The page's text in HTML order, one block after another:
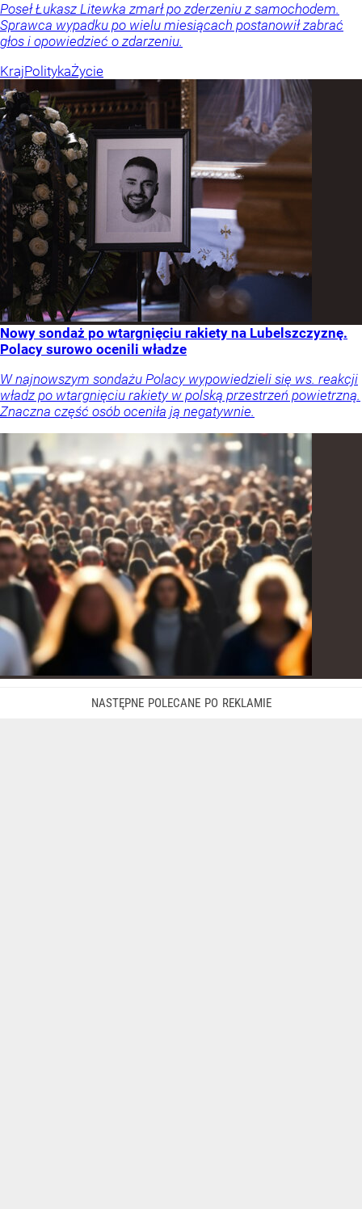
Poseł Łukasz Litewka zmarł po zderzeniu z samochodem.
Sprawca wypadku po wielu miesiącach postanowił zabrać
głos i opowiedzieć o zdarzeniu.
KrajPolitykaŻycie
Nowy sondaż po wtargnięciu rakiety na Lubelszczyznę.
Polacy surowo ocenili władze
W najnowszym sondażu Polacy wypowiedzieli się ws. reakcji
władz po wtargnięciu rakiety w polską przestrzeń powietrzną.
Znaczna część osób oceniła ją negatywnie.